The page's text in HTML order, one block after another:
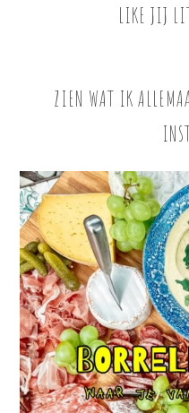
LIKE JIJ
ZIEN WAT IK